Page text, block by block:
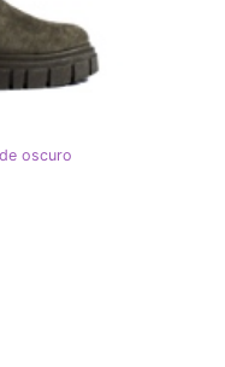
oscuro